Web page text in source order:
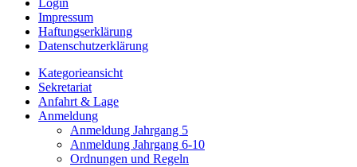
Impressum
Haftungserklärung
Datenschutzerklärung
Kategorieansicht
Sekretariat
Anfahrt & Lage
Anmeldung
Anmeldung Jahrgang 5
Anmeldung Jahrgang 6-10
Ordnungen und Regeln